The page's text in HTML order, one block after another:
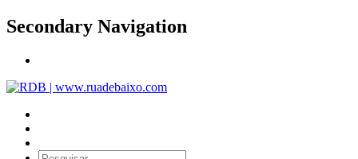
Secondary Navigation